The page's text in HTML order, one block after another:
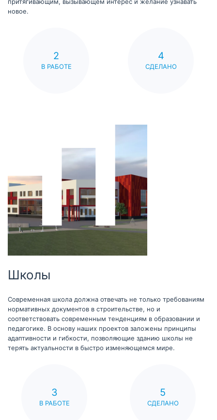
притягивающим, вызывающем интерес и желание узнавать
новое.
2
В РАБОТЕ
4
СДЕЛАНО
Школы
Современная школа должна отвечать не только требованиям
нормативных документов в строительстве, но и
соответствовать современным тенденциям в образовании и
педагогике. В основу наших проектов заложены принципы
адаптивности и гибкости, позволяющие зданию школы не
терять актуальности в быстро изменяющемся мире.
3
В РАБОТЕ
5
СДЕЛАНО